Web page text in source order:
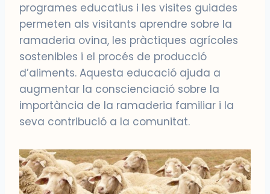
programes educatius i les visites guiades
permeten als visitants aprendre sobre la
ramaderia ovina, les pràctiques agrícoles
sostenibles i el procés de producció
d’aliments. Aquesta educació ajuda a
augmentar la conscienciació sobre la
importància de la ramaderia familiar i la
seva contribució a la comunitat.